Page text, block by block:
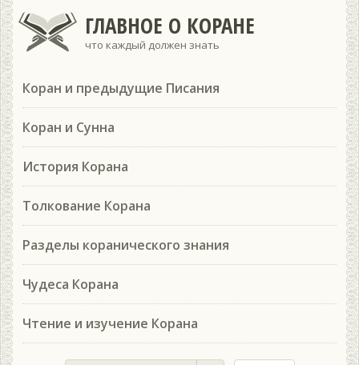
ГЛАВНОЕ О КОРАНЕ
что каждый должен знать
Коран и предыдущие Писания
Коран и Сунна
История Корана
Толкование Корана
Разделы коранического знания
Чудеса Корана
Чтение и изучение Корана